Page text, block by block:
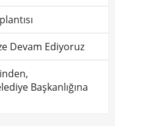
Devam Ediyoruz
Başkanlığına